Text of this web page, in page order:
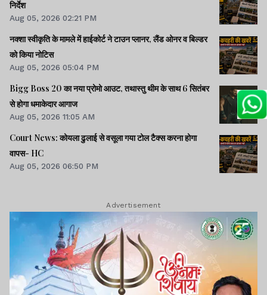
निर्देश
Aug 05, 2026 02:21 PM
नक्शा स्वीकृति के मामले में हाईकोर्ट ने टाउन प्लानर, लैंड ओनर व बिल्डर
को किया नोटिस
Aug 05, 2026 05:04 PM
Bigg Boss 20 का नया प्रोमो आउट, तथास्तु थीम के साथ 6 सितंबर
से होगा धमाकेदार आगाज
Aug 05, 2026 11:05 AM
Court News: कोयला ढुलाई से वसूला गया टोल टैक्स करना होगा
वापस- HC
Aug 05, 2026 06:50 PM
Advertisement